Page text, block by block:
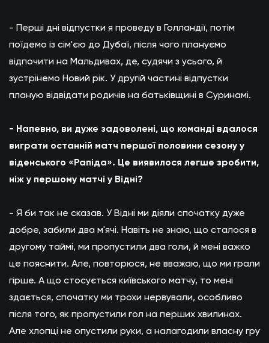
- Перші дні відпустки я проведу в Голландії, потім
поїдемо із сім'єю до Дубаї, після чого плануємо
відпочити на Мальдивах, де, судячи з усього, й
зустрінемо Новий рік. У другій частині відпустки
планую відвідати родичів на батьківщині в Суринамі.
- Напевно, ви дуже задоволені, що команді вдалося
виграти останній матч першої половини сезону у
віденського «Рапіда». Це виявилося легше зробити,
ніж у першому матчі у Відні?
- Я би так не сказав. У Відні ми діяли спочатку дуже
добре, забили два м'ячі. Навіть не знаю, що сталося в
другому таймі, ми пропустили два голи, й мені важко
це пояснити. Але, повторюся, не вважаю, що ми грали
гірше. А що стосується київського матчу, то мені
здається, спочатку ми трохи нервували, особливо
після того, як пропустили гол на перших хвилинах.
Але хлопці не опустили руки, а налагодили власну гру